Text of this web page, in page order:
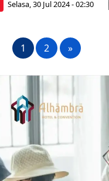
Selasa, 30 Jul 2024 - 02:30
1 2 »